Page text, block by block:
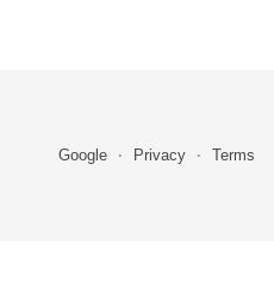
Google Privacy Terms